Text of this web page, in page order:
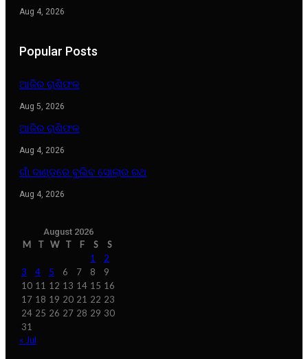
Aug 4, 2026
Popular Posts
ଆଜିର ରାଶିଫଳ
Aug 5, 2026
ଆଜିର ରାଶିଫଳ
Aug 4, 2026
ଗାଁ ଦାଣ୍ଡରେ ବୁଲିବ ସୋଲାର ରଥ
Aug 4, 2026
August 2026
M T W T F S
S
1
2
3
4 5 6 7 8
9
10 11 12 13 14 15 16
17 18 19 20 21 22 23
24 25 26 27 28 29 30
31
« Jul